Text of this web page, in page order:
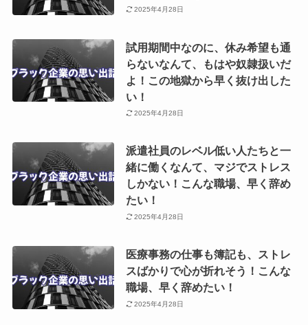
2025年4月28日
試用期間中なのに、休み希望も通
らないなんて、もはや奴隷扱いだ
よ！この地獄から早く抜け出した
い！
2025年4月28日
派遣社員のレベル低い人たちと一
緒に働くなんて、マジでストレス
しかない！こんな職場、早く辞め
たい！
2025年4月28日
医療事務の仕事も簿記も、ストレ
スばかりで心が折れそう！こんな
職場、早く辞めたい！
2025年4月28日